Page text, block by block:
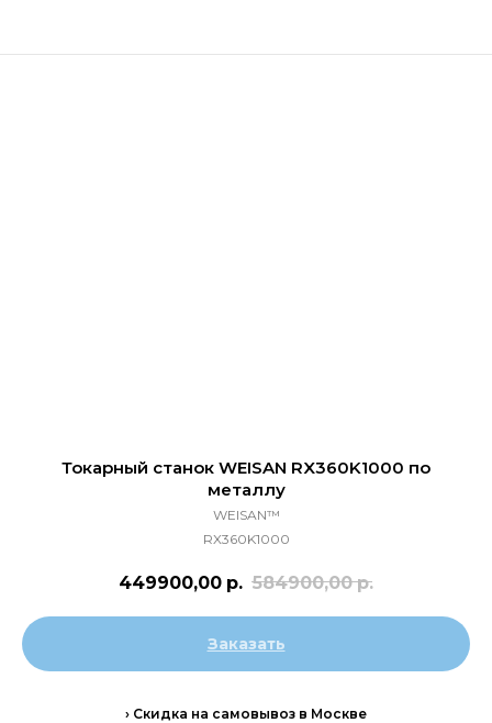
Токарный станок WEISAN RX360K1000 по
металлу
WEISAN™
RX360K1000
449900,00 р. 584900,00 р.
Заказать
› Скидка на самовывоз в Москве